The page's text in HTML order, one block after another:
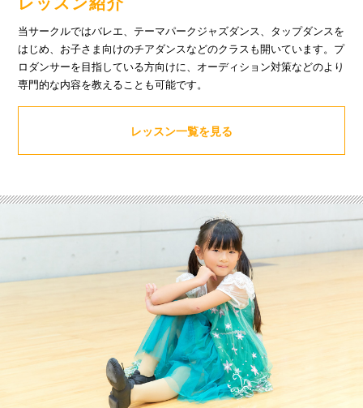
当サークルではバレエ、テーマパークジャズダンス、タップダンスを
はじめ、お子さま向けのチアダンスなどのクラスも開いています。プ
ロダンサーを目指している方向けに、オーディション対策などのより
専門的な内容を教えることも可能です。
レッスン一覧を見る